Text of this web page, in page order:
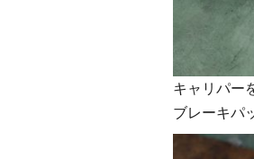
キャリパー
ブレーキパ